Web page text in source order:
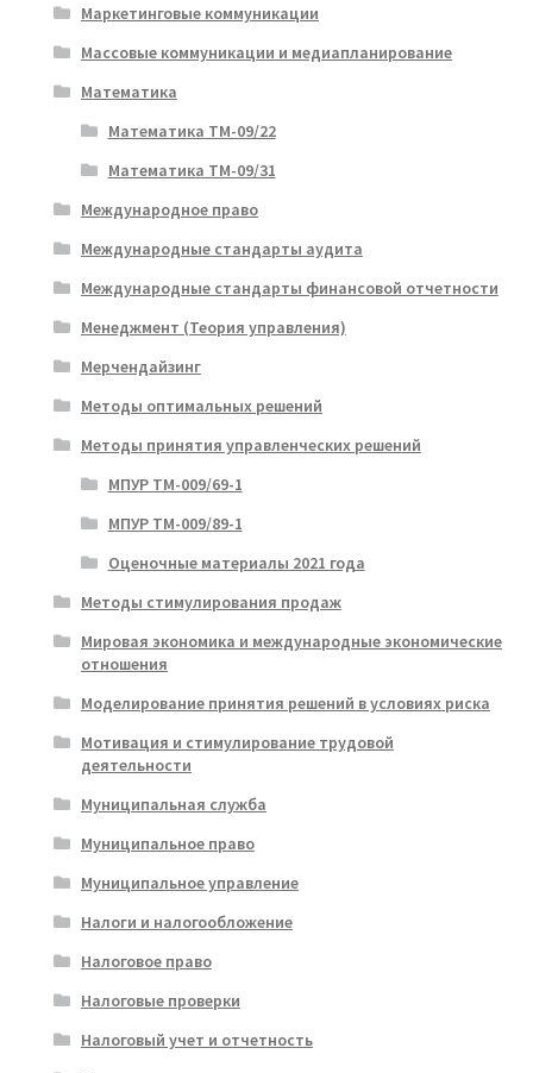
Маркетинговые коммуникации
Массовые коммуникации и медиапланирование
Математика
Математика ТМ-09/22
Математика ТМ-09/31
Международное право
Международные стандарты аудита
Международные стандарты финансовой отчетности
Менеджмент (Теория управления)
Мерчендайзинг
Методы оптимальных решений
Методы принятия управленческих решений
МПУР ТМ-009/69-1
МПУР ТМ-009/89-1
Оценочные материалы 2021 года
Методы стимулирования продаж
Мировая экономика и международные экономические
отношения
Моделирование принятия решений в условиях риска
Мотивация и стимулирование трудовой
деятельности
Муниципальная служба
Муниципальное право
Муниципальное управление
Налоги и налогообложение
Налоговое право
Налоговые проверки
Налоговый учет и отчетность